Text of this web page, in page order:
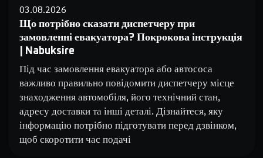
03.08.2026
Що потрібно сказати диспетчеру при
замовленні евакуатора? Покрокова інструкція
| Nabuksire
Під час замовлення евакуатора або автососа
важливо правильно повідомити диспетчеру місце
знаходження автомобіля, його технічний стан,
адресу доставки та інші деталі. Дізнайтеся, яку
інформацію потрібно підготувати перед дзвінком,
щоб скоротити час подачі